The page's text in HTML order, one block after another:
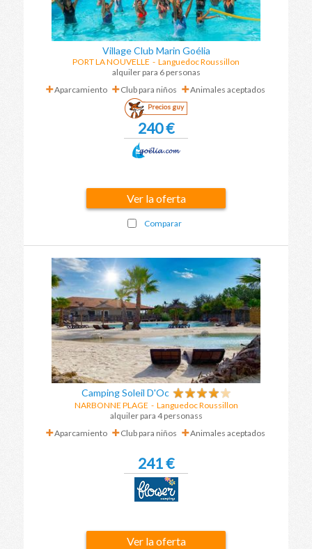
Village Club Marin Goélia
PORT LA NOUVELLE - Languedoc Roussillon
alquiler para 6 personas
Aparcamiento
Club para niños Animales aceptados
Precios guy
240 €
Ver la oferta
Comparar
Camping Soleil D'Oc
NARBONNE PLAGE - Languedoc Roussillon
alquiler para 4 personass
Aparcamiento
Club para niños Animales aceptados
241 €
Ver la oferta